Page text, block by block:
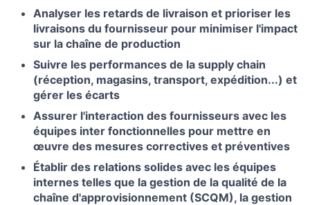
Analyser les retards de livraison et prioriser les
livraisons du fournisseur pour minimiser l'impact
sur la chaîne de production
Suivre les performances de la supply chain
(réception, magasins, transport, expédition...) et
gérer les écarts
Assurer l'interaction des fournisseurs avec les
équipes inter fonctionnelles pour mettre en
œuvre des mesures correctives et préventives
Établir des relations solides avec les équipes
internes telles que la gestion de la qualité de la
chaîne d'approvisionnement (SCQM), la gestion